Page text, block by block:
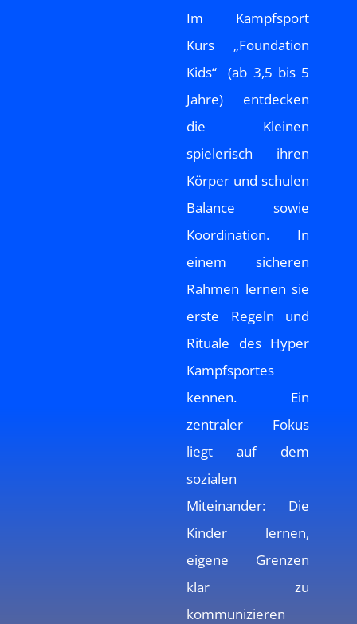
Im Kampfsport
Kurs „Foundation
Kids“ (ab 3,5 bis 5
Jahre) entdecken
die Kleinen
spielerisch ihren
Körper und schulen
Balance sowie
Koordination. In
einem sicheren
Rahmen lernen sie
erste Regeln und
Rituale des Hyper
Kampfsportes
kennen. Ein
zentraler Fokus
liegt auf dem
sozialen
Miteinander: Die
Kinder lernen,
eigene Grenzen
klar zu
kommunizieren